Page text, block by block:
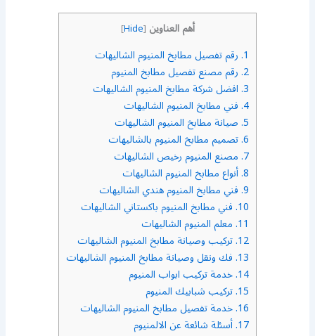
أهم العناوين [
Hide
]
1. رقم تفصيل مطابخ المنيوم الشاليهات
2. رقم مصنع تفصيل مطابخ المنيوم
3. افضل شركة مطابخ المنيوم الشاليهات
4. فني مطابخ المنيوم الشاليهات
5. صيانة مطابخ المنيوم الشاليهات
6. تصميم مطابخ المنيوم بالشاليهات
7. مصنع المنيوم رخيص الشاليهات
8. أنواع مطابخ المنيوم الشاليهات
9. فني مطابخ المنيوم هندي الشاليهات
10. فني مطابخ المنيوم باكستاني الشاليهات
11. معلم المنيوم الشاليهات
12. تركيب وصيانة مطابخ المنيوم الشاليهات
13. فك ونقل وصيانة مطابخ المنيوم الشاليهات
14. خدمة تركيب ابواب المنيوم
15. تركيب شبابيك المنيوم
16. خدمة تفصيل مطابخ المنيوم الشاليهات
17. أسئلة شائعة عن الالمنيوم